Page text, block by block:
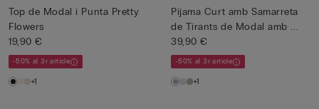
Top de Modal i Punta Pretty
Flowers
19,90 €
-50% al 3r article
+1
Pijama Curt amb Samarreta
de Tirants de Modal amb ...
39,90 €
-50% al 3r article
+1